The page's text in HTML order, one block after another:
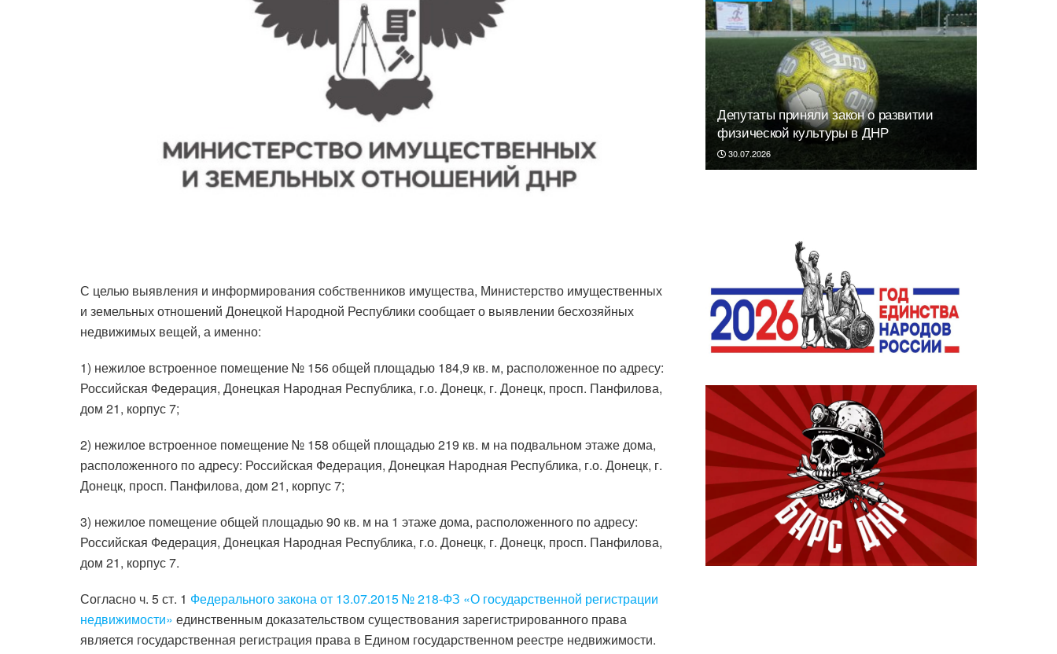
С целью выявления и информирования собственников имущества, Министерство имущественных
и земельных отношений Донецкой Народной Республики сообщает о выявлении бесхозяйных
недвижимых вещей, а именно:
1) нежилое встроенное помещение № 156 общей площадью 184,9 кв. м, расположенное по адресу:
Российская Федерация, Донецкая Народная Республика, г.о. Донецк, г. Донецк, просп. Панфилова,
дом 21, корпус 7;
2) нежилое встроенное помещение № 158 общей площадью 219 кв. м на подвальном этаже дома,
расположенного по адресу: Российская Федерация, Донецкая Народная Республика, г.о. Донецк, г.
Донецк, просп. Панфилова, дом 21, корпус 7;
3) нежилое помещение общей площадью 90 кв. м на 1 этаже дома, расположенного по адресу:
Российская Федерация, Донецкая Народная Республика, г.о. Донецк, г. Донецк, просп. Панфилова,
дом 21, корпус 7.
Согласно ч. 5 ст. 1 Федерального закона от 13.07.2015 № 218-ФЗ «О государственной регистрации
недвижимости» единственным доказательством существования зарегистрированного права
является государственная регистрация права в Едином государственном реестре недвижимости.
Депутаты приняли закон о развитии
физической культуры в ДНР
30.07.2026